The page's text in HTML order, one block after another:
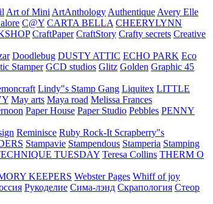
Art of Mini ArtAnthology Authentique Avery Elle
C@Y CARTA BELLA CHEERYLYNN
CraftPaper CraftStory Crafty secrets Creative
Doodlebug DUSTY ATTIC ECHO PARK Eco
Stamper GCD studios Glitz Golden Graphic 45
Lindy"s Stamp Gang Liquitex LITTLE
May arts Maya road Melissa Frances
Paper House Paper Studio Pebbles PENNY
Reminisce Ruby Rock-It Scrapberry"s
Stampavie Stampendous Stamperia Stamping
TUESDAY Teresa Collins THERM O
KEEPERS Webster Pages Whiff of joy
Рукоделие Сима-лэнд Скрапология Стеор